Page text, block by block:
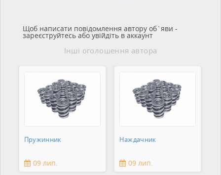
Щоб написати повідомлення автору об`яви -
зареєструйтесь або увійдіть в аккаунт
Інші оголошення автора
Пружинник
09 лип.
Наждачник
09 лип.